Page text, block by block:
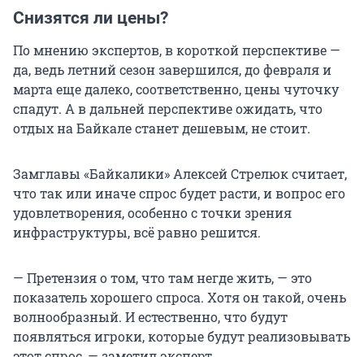
Снизятся ли цены?
По мнению экспертов, в короткой перспективе —
да, ведь летний сезон завершился, до февраля и
марта еще далеко, соответственно, цены чуточку
спадут. А в дальней перспективе ожидать, что
отдых на Байкале станет дешевым, не стоит.
Замглавы «Байкалики» Алексей Стрелюк считает,
что так или иначе спрос будет расти, и вопрос его
удовлетворения, особенно с точки зрения
инфраструктуры, всё равно решится.
— Претензия о том, что там негде жить, — это
показатель хорошего спроса. Хотя он такой, очень
волнообразный. И естественно, что будут
появляться игроки, которые будут реализовывать